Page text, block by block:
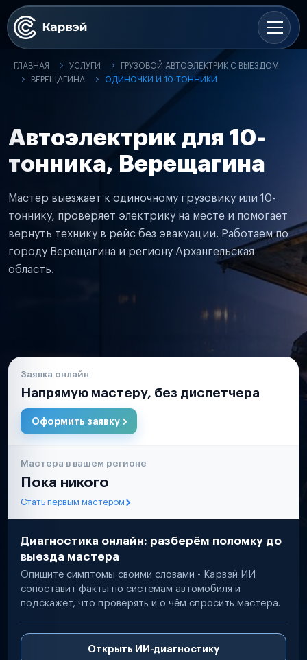
ГЛАВНАЯ УСЛУГИ
ГРУЗОВОЙ АВТОЭЛЕКТРИК С ВЫЕЗДОМ
ВЕРЕЩАГИНА
ОДИНОЧКИ И 10-ТОННИКИ
Автоэлектрик для 10-
тонника, Верещагина
Мастер выезжает к одиночному грузовику или 10-
тоннику, проверяет электрику на месте и помогает
вернуть технику в рейс без эвакуации. Работаем по
городу Верещагина и региону Архангельская
область.
Заявка онлайн
Напрямую мастеру, без диспетчера
Оформить заявку
Мастера в вашем регионе
Пока никого
Стать первым мастером
Диагностика онлайн: разберём поломку до
выезда мастера
Опишите симптомы своими словами - Карвэй ИИ
сопоставит факты по системам автомобиля и
подскажет, что проверять и о чём спросить мастера.
Открыть ИИ-диагностику